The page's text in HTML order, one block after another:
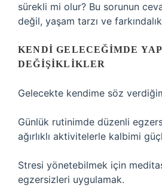
sürekli mi olur? Bu sorunun
değil, yaşam tarzı ve
KENDI GELECEĞIMDE
DEĞIŞIKLIKLER
Gelecekte kendime söz
Günlük rutinimde düzenli
ağırlıklı aktivitelerle kalbimi
Stresi yönetebilmek için
egzersizleri uygulamak.